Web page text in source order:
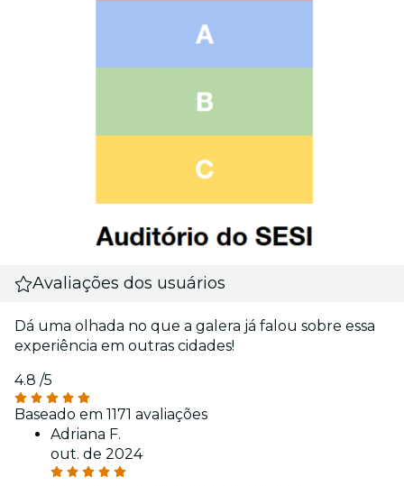
Avaliações dos usuários
Dá uma olhada no que a galera já falou sobre essa
experiência em outras cidades!
4.8 /5
Baseado em 1171 avaliações
Adriana F.
out. de 2024